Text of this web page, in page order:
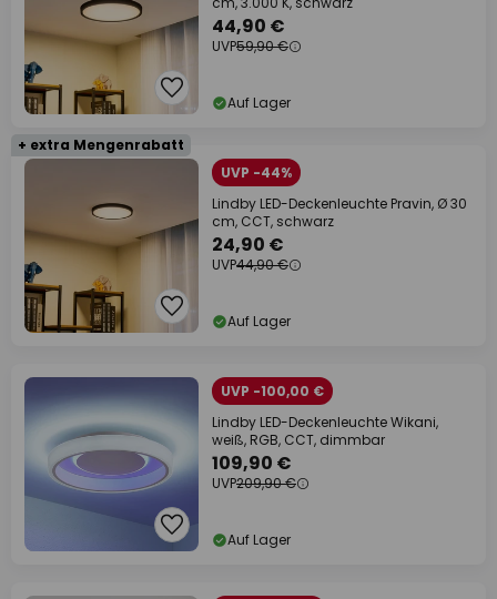
44,90 €
UVP59,90 €
Auf Lager
+ extra Mengenrabatt
UVP -44%
Lindby LED-Deckenleuchte Pravin, Ø 30
cm, CCT, schwarz
24,90 €
UVP44,90 €
Auf Lager
UVP -100,00 €
Lindby LED-Deckenleuchte Wikani,
weiß, RGB, CCT, dimmbar
109,90 €
UVP209,90 €
Auf Lager